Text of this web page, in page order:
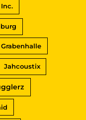
Grabenhalle
Jahcoustix